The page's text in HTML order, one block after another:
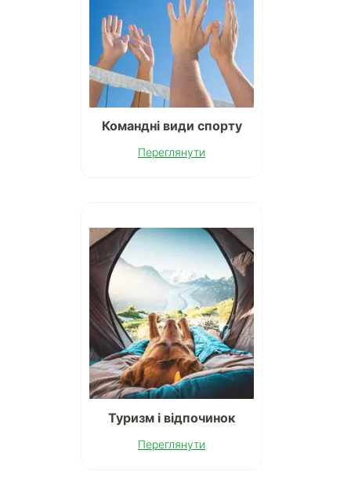
Командні види спорту
Переглянути
Туризм і відпочинок
Переглянути